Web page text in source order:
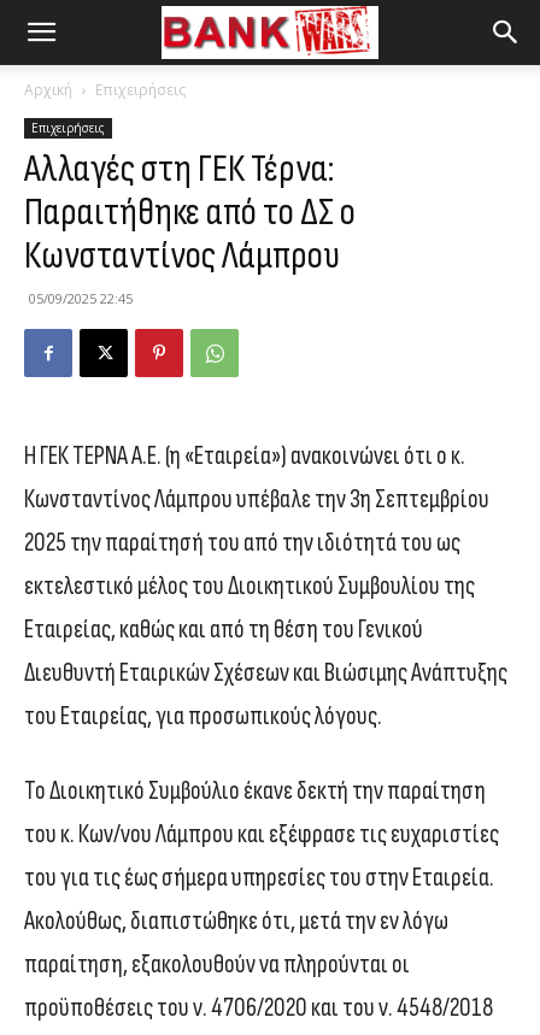
Αρχική Επιχειρήσεις
Επιχειρήσεις
Αλλαγές στη ΓΕΚ Τέρνα:
Παραιτήθηκε από το ΔΣ ο
Κωνσταντίνος Λάμπρου
05/09/2025 22:45
Η ΓΕΚ ΤΕΡΝΑ Α.Ε. (η «Εταιρεία») ανακοινώνει ότι ο κ.
Κωνσταντίνος Λάμπρου υπέβαλε την 3η Σεπτεμβρίου
2025 την παραίτησή του από την ιδιότητά του ως
εκτελεστικό μέλος του Διοικητικού Συμβουλίου της
Εταιρείας, καθώς και από τη θέση του Γενικού
Διευθυντή Εταιρικών Σχέσεων και Βιώσιμης Ανάπτυξης
του Εταιρείας, για προσωπικούς λόγους.
Το Διοικητικό Συμβούλιο έκανε δεκτή την παραίτηση
του κ. Κων/νου Λάμπρου και εξέφρασε τις ευχαριστίες
του για τις έως σήμερα υπηρεσίες του στην Εταιρεία.
Ακολούθως, διαπιστώθηκε ότι, μετά την εν λόγω
παραίτηση, εξακολουθούν να πληρούνται οι
προϋποθέσεις του ν. 4706/2020 και του ν. 4548/2018